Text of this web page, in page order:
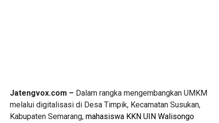
Jatengvox.com – Dalam rangka mengembangkan UMKM
melalui digitalisasi di Desa Timpik, Kecamatan Susukan,
Kabupaten Semarang, mahasiswa KKN UIN Walisongo